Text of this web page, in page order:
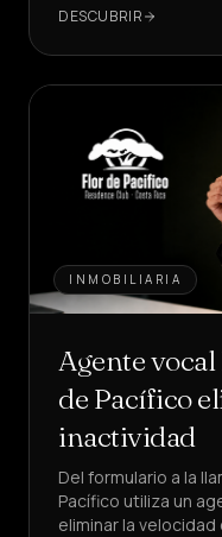
DESCUBRIR
INMOBILIARIA
Agente
de Pacífico
inactividad
Del formulario a la
Pacífico utiliza un
eliminar la